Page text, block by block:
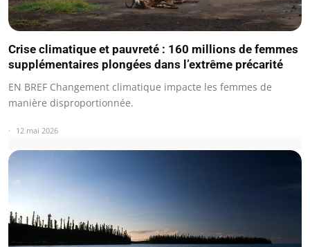
Crise climatique et pauvreté : 160 millions de femmes
supplémentaires plongées dans l’extrême précarité
EN BREF Changement climatique impacte les femmes de
manière disproportionnée.
12 mai 2026